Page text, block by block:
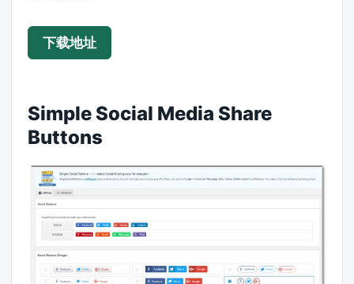
下载地址
Simple Social Media Share
Buttons